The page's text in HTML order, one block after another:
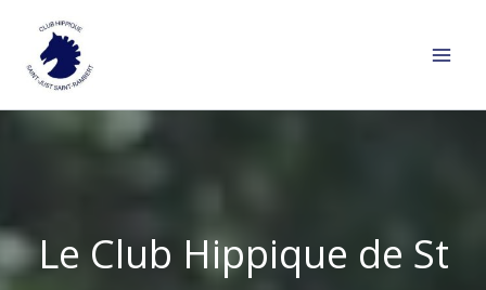
contenu
Le Club Hippique de St